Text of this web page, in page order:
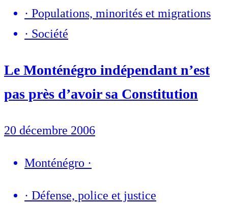
· Populations, minorités et migrations
· Société
Le Monténégro indépendant n’est
pas près d’avoir sa Constitution
20 décembre 2006
Monténégro ·
· Défense, police et justice